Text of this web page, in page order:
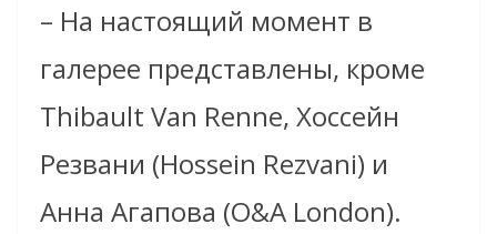
– На настоящий момент в
галерее представлены, кроме
Thibault Van Renne, Хоссейн
Резвани (Hossein Rezvani) и
Анна Агапова (O&A London).